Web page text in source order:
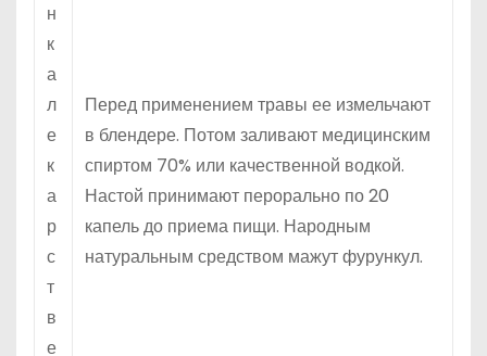
н
к
а
л
е
к
а
р
с
т
в
е
Перед применением травы ее измельчают
в блендере. Потом заливают медицинским
спиртом 70% или качественной водкой.
Настой принимают перорально по 20
капель до приема пищи. Народным
натуральным средством мажут фурункул.